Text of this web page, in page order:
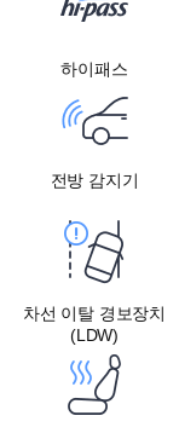
하이패스
전방 감지기
차선 이탈 경보장치
(LDW)